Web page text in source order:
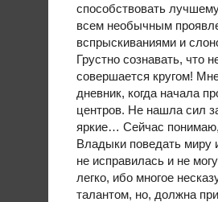
способствовать
всем необычным
вспрыскиваниями и
Грустно сознавать, что
совершается кругом!
дневник, когда начала
центров. Не нашла сил
яркие… Сейчас
Владыки поведать
не исправилась и не
легко, ибо многое
талантом, но, должна